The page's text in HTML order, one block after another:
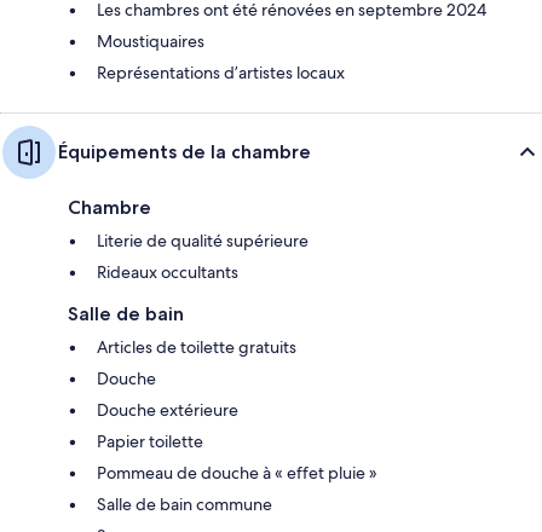
Les chambres ont été rénovées en septembre 2024
Moustiquaires
Représentations d’artistes locaux
Équipements de la chambre
Chambre
Literie de qualité supérieure
Rideaux occultants
Salle de bain
Articles de toilette gratuits
Douche
Douche extérieure
Papier toilette
Pommeau de douche à « effet pluie »
Salle de bain commune